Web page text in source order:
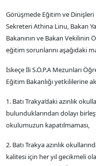
Görüşmede Eğitim ve Dinişleri
Sekreteri Athina Linu, Bakan
Bakanının ve Bakan Vekilinin
eğitim sorunlarını aşağıdaki
İskeçe İli S.Ö.P.A Mezunları
Eğitim Bakanlığı yetkililerine
1. Batı Trakya’daki azınlık
bulunduklarından dolayı
okulumuzun kapatılmaması,
2. Batı Trakya azınlık
kalitesi için her yıl gecikmeli